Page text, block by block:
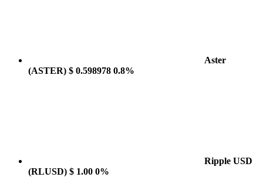
Aster
(ASTER) $ 0.598978 0.8%
Ripple USD
(RLUSD) $ 1.00 0%